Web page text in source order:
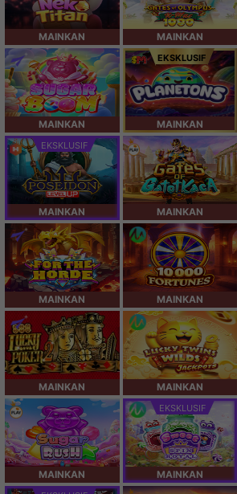
MAINKAN MAINKAN
MAINKAN
EKSKLUSIF
MAINKAN
EKSKLUSIF
MAINKAN MAINKAN
MAINKAN MAINKAN
MAINKAN MAINKAN
MAINKAN
EKSKLUSIF
MAINKAN